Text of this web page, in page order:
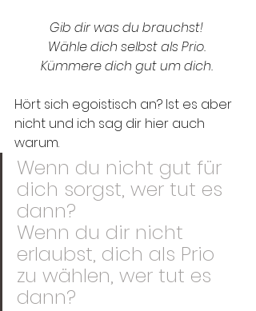
Gib dir was du brauchst!
Wähle dich selbst als Prio.
Kümmere dich gut um dich.
Hört sich egoistisch an? Ist es aber
nicht und ich sag dir hier auch
warum.
Wenn du nicht gut für
dich sorgst, wer tut es
dann?
Wenn du dir nicht
erlaubst, dich als Prio
zu wählen, wer tut es
dann?